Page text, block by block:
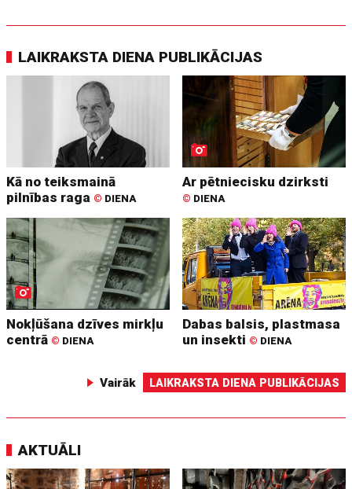
LAIKRAKSTA DIENA PUBLIKĀCIJAS
Kā no teiksmainā
pilnības raga © DIENA
Ar pētniecisku dzirksti
© DIENA
Nokļūšana dzīves mirkļu
centrā © DIENA
Dabas balsis, plastmasa
un insekti © DIENA
Vairāk LAIKRAKSTA DIENA PUBLIKĀCIJAS
AKTUĀLI